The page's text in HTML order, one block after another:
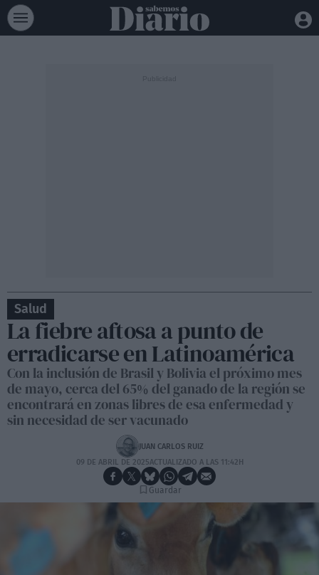
Salud
La fiebre aftosa a punto de
erradicarse en Latinoamérica
Con la inclusión de Brasil y Bolivia el próximo mes
de mayo, cerca del 65% del ganado de la región se
encontrará en zonas libres de esa enfermedad y
sin necesidad de ser vacunado
JUAN CARLOS RUIZ
09 DE ABRIL DE 2025ACTUALIZADO A LAS 11:42H
Guardar